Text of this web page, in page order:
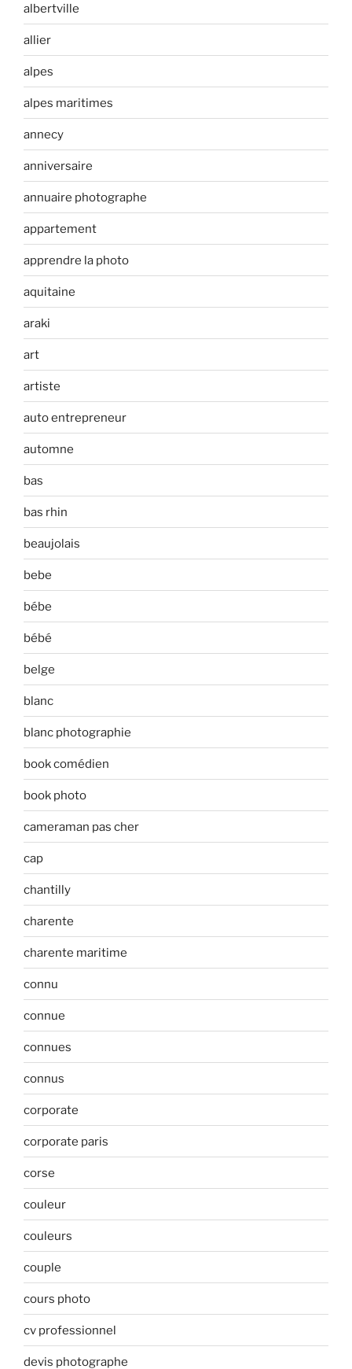
albertville
allier
alpes
alpes maritimes
annecy
anniversaire
annuaire photographe
appartement
apprendre la photo
aquitaine
araki
art
artiste
auto entrepreneur
automne
bas
bas rhin
beaujolais
bebe
bébe
bébé
belge
blanc
blanc photographie
book comédien
book photo
cameraman pas cher
cap
chantilly
charente
charente maritime
connu
connue
connues
connus
corporate
corporate paris
corse
couleur
couleurs
couple
cours photo
cv professionnel
devis photographe